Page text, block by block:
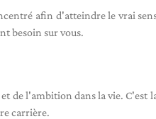
afin d'atteindre le vrai
besoin sur vous.
de l'ambition dans la vie. C'est
carrière.